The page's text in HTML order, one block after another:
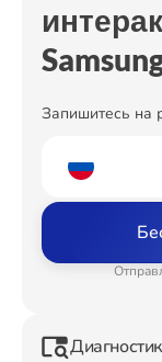
Запишитесь на